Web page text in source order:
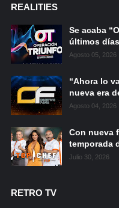
REALITIES
Se acaba
últimos
Agosto 05, 2026
“Ahora lo
nueva era
Agosto 04, 2026
Con nueva
temporada
Julio 30, 2026
RETRO TV